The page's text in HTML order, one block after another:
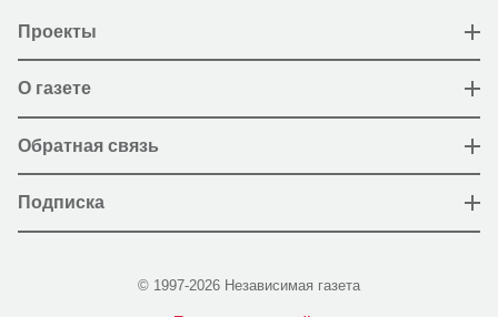
Проекты
О газете
Обратная связь
Подписка
© 1997-2026 Независимая газета